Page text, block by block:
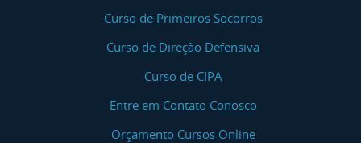
Curso de Primeiros Socorros
Curso de Direção Defensiva
Curso de CIPA
Entre em Contato Conosco
Orçamento Cursos Online